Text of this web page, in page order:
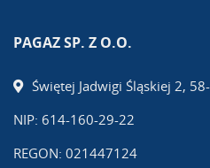
PAGAZ SP. Z O.O.
Świętej Jadwigi Śląskiej 2,
NIP: 614-160-29-22
REGON: 021447124